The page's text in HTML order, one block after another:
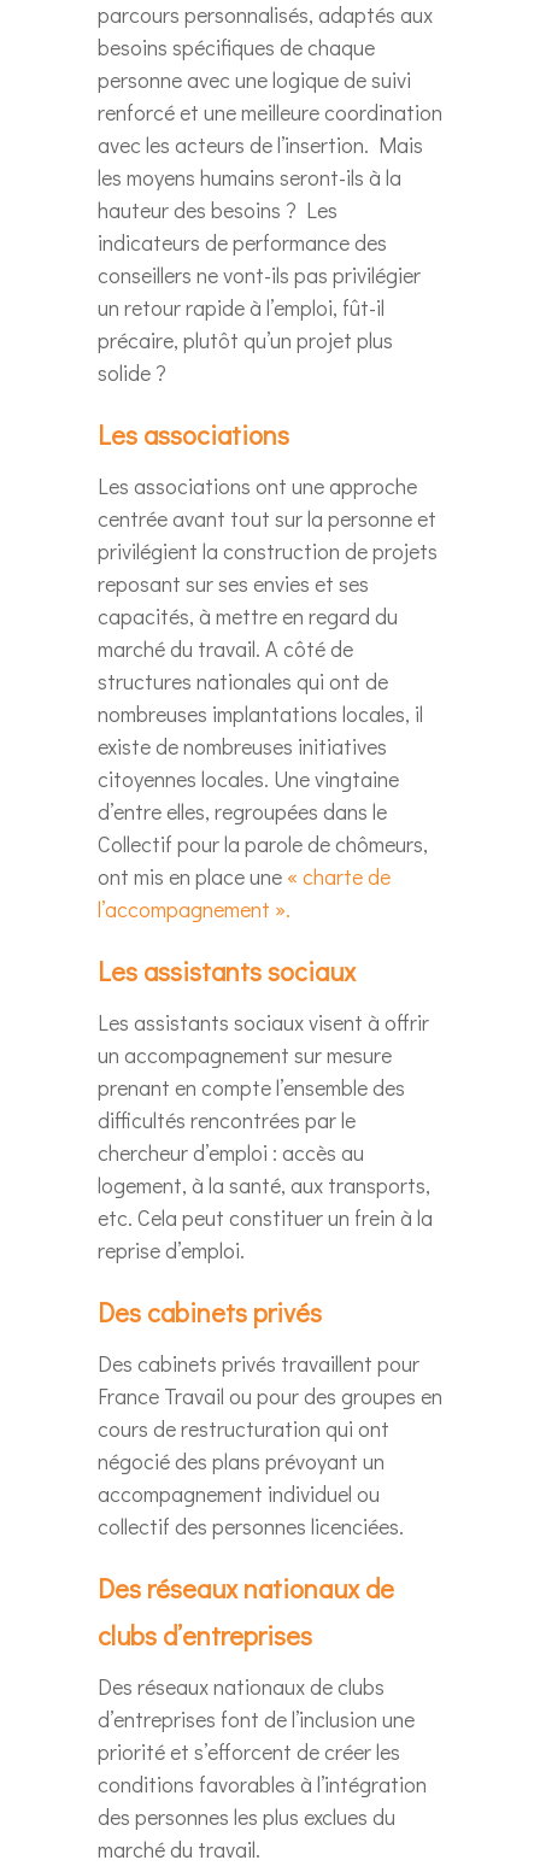
parcours personnalisés, adaptés aux
besoins spécifiques de chaque
personne avec une logique de suivi
renforcé et une meilleure coordination
avec les acteurs de l’insertion. Mais
les moyens humains seront-ils à la
hauteur des besoins ? Les
indicateurs de performance des
conseillers ne vont-ils pas privilégier
un retour rapide à l’emploi, fût-il
précaire, plutôt qu’un projet plus
solide ?
Les associations
Les associations ont une approche
centrée avant tout sur la personne et
privilégient la construction de projets
reposant sur ses envies et ses
capacités, à mettre en regard du
marché du travail. A côté de
structures nationales qui ont de
nombreuses implantations locales, il
existe de nombreuses initiatives
citoyennes locales. Une vingtaine
d’entre elles, regroupées dans le
Collectif pour la parole de chômeurs,
ont mis en place une « charte de
l’accompagnement ».
Les assistants sociaux
Les assistants sociaux visent à offrir
un accompagnement sur mesure
prenant en compte l’ensemble des
difficultés rencontrées par le
chercheur d’emploi : accès au
logement, à la santé, aux transports,
etc. Cela peut constituer un frein à la
reprise d’emploi.
Des cabinets privés
Des cabinets privés travaillent pour
France Travail ou pour des groupes en
cours de restructuration qui ont
négocié des plans prévoyant un
accompagnement individuel ou
collectif des personnes licenciées.
Des réseaux nationaux de
clubs d’entreprises
Des réseaux nationaux de clubs
d’entreprises font de l’inclusion une
priorité et s’efforcent de créer les
conditions favorables à l’intégration
des personnes les plus exclues du
marché du travail.